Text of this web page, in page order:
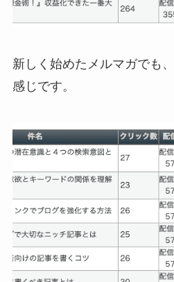
新しく始めたメルマガでも
感じです。